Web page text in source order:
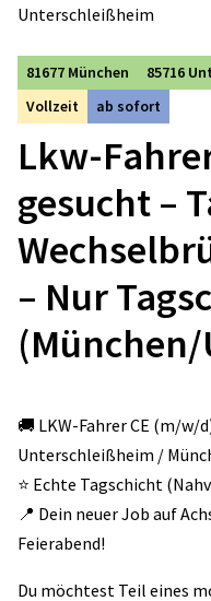
Unterschleißheim
81677 München 85716
Vollzeit
ab sofort
Lkw-
gesucht –
– Nur
🚚 LKW-Fahrer CE (m/w/
Unterschleißheim /
⭐️ Echte Tagschicht
📍 Dein neuer Job auf
Feierabend!
Du möchtest Teil eines